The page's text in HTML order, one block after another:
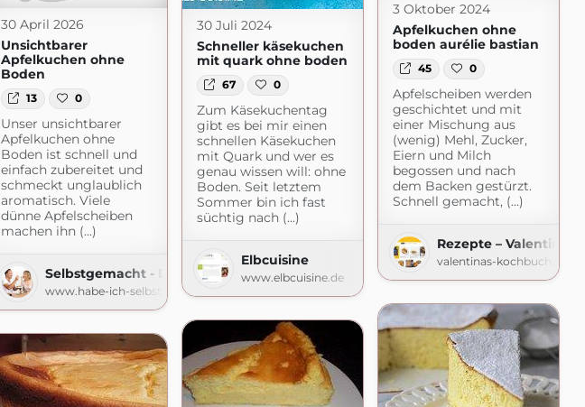
3 Oktober 2024
Apfelkuchen ohne
boden aurélie bastian
45 0
Apfelscheiben werden
geschichtet und mit
einer Mischung aus
(wenig) Mehl, Zucker,
Eiern und Milch
begossen und nach
dem Backen gestürzt.
Schnell gemacht, (...)
Rezepte –
valentinas-kochbuch.de
30 April 2026
Unsichtbarer
Apfelkuchen ohne
Boden
13 0
Unser unsichtbarer
Apfelkuchen ohne
Boden ist schnell und
einfach zubereitet und
schmeckt unglaublich
aromatisch. Viele
dünne Apfelscheiben
machen ihn (...)
Selbstgemacht - Der Foodblog
www.habe-ich-selbstgemacht.de
30 Juli 2024
Schneller käsekuchen
mit quark ohne boden
67 0
Zum Käsekuchentag
gibt es bei mir einen
schnellen Käsekuchen
mit Quark und wer es
genau wissen will: ohne
Boden. Seit letztem
Sommer bin ich fast
süchtig nach (...)
Elbcuisine
www.elbcuisine.de